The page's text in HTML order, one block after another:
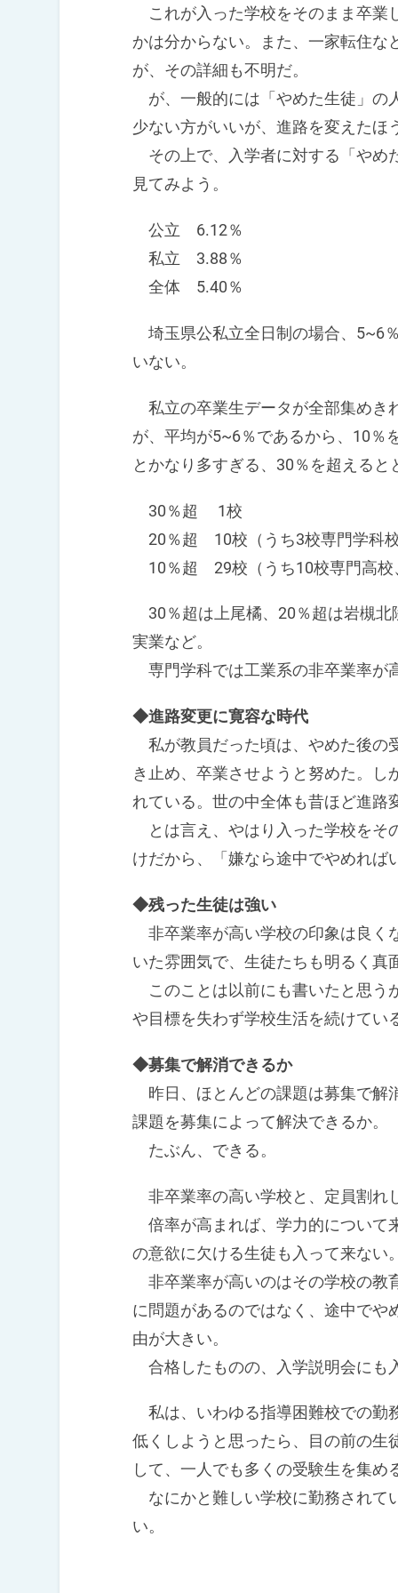
これが入った学校をそのまま卒業
かは分からない。また、一家転住な
が、その詳細も不明だ。
が、一般的には「やめた生徒」の
少ない方がいいが、進路を変えたほ
その上で、入学者に対する「やめ
見てみよう。
公立 6.12％
私立 3.88％
全体 5.40％
埼玉県公私立全日制の場合、5~6
いない。
私立の卒業生データが全部集めき
が、平均が5~6％であるから、10％
とかなり多すぎる、30％を超える
30％超 1校
20％超 10校（うち3校専門学科
10％超 29校（うち10校専門高校
30％超は上尾橘、20％超は岩槻北
実業など。
専門学科では工業系の非卒業率が
◆進路変更に寛容な時代
私が教員だった頃は、やめた後の
き止め、卒業させようと努めた。
れている。世の中全体も昔ほど進路
とは言え、やはり入った学校をそ
けだから、「嫌なら途中でやめれば
◆残った生徒は強い
非卒業率が高い学校の印象は良く
いた雰囲気で、生徒たちも明るく真
このことは以前にも書いたと思う
や目標を失わず学校生活を続けてい
◆募集で解消できるか
昨日、ほとんどの課題は募集で解
課題を募集によって解決できるか。
たぶん、できる。
非卒業率の高い学校と、定員割れ
倍率が高まれば、学力的について
の意欲に欠ける生徒も入って来ない
非卒業率が高いのはその学校の教
に問題があるのではなく、途中でや
由が大きい。
合格したものの、入学説明会にも
私は、いわゆる指導困難校での勤
低くしようと思ったら、目の前の生
して、一人でも多くの受験生を集
なにかと難しい学校に勤務されて
い。